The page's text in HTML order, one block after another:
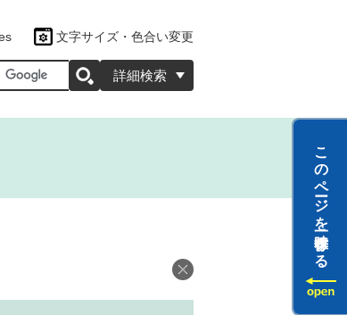
文字サイズ・色合い変更
ム検索
詳細検索
このページを一時保存する